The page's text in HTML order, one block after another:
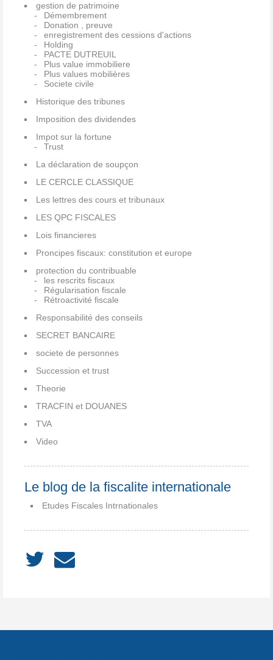
gestion de patrimoine
Démembrement
Donation , preuve
enregistrement des cessions d'actions
Holding
PACTE DUTREUIL
Plus value immobiliere
Plus values mobilières
Societe civile
Historique des tribunes
Imposition des dividendes
Impot sur la fortune
Trust
La déclaration de soupçon
LE CERCLE CLASSIQUE
Les lettres des cours et tribunaux
LES QPC FISCALES
Lois financieres
Proncipes fiscaux: constitution et europe
protection du contribuable
les rescrits fiscaux
Régularisation fiscale
Rétroactivité fiscale
Responsabilité des conseils
SECRET BANCAIRE
societe de personnes
Succession et trust
Theorie
TRACFIN et DOUANES
TVA
Video
Le blog de la fiscalite internationale
Etudes Fiscales Intrnationales